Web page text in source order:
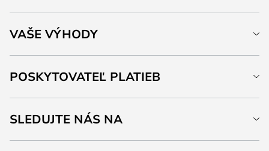
VAŠE VÝHODY
POSKYTOVATEĽ PLATIEB
SLEDUJTE NÁS NA